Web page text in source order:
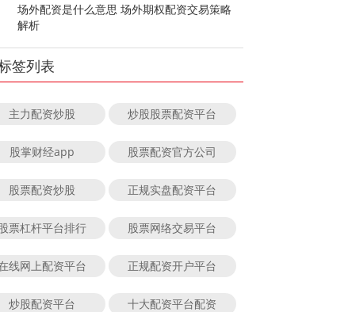
场外配资是什么意思 场外期权配资交易策略
解析
签列表
主力配资炒股 炒股股票配资平台
股掌财经app 股票配资官方公司
股票配资炒股 正规实盘配资平台
票杠杆平台排行 股票网络交易平台
线网上配资平台 正规配资开户平台
炒股配资平台 十大配资平台配资